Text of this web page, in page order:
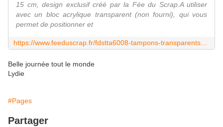
15 cm, design exclusif créé par la Fée du Scrap.A utiliser
avec un bloc acrylique transparent (non fourni), qui vous
permet de positionner et
Belle journée tout le monde
Lydie
#Pages
Partager